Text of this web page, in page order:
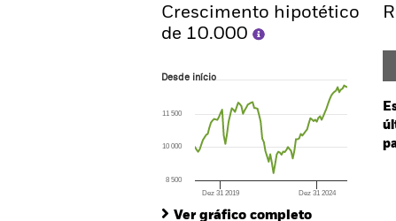
Crescimento hipotético
de 10.000
Desde início
The chart has 1 X axis displaying Time.
The chart has 1 Y axis displaying values.
Desde início
Dez 31 2019 Dez 31 2024
8 500
10 000
11 500
Ver gráfico completo